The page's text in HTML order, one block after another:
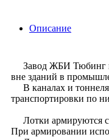
Описание
Завод ЖБИ Тюбинг
вне зданий в
В каналах и
транспортировки по
Лотки армируются
При армировании